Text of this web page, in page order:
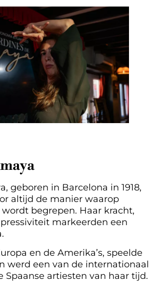
geboren in Barcelona in 1918,
altijd de manier waarop
begrepen. Haar kracht,
markeerden een
en de Amerika’s, speelde
werd een van de internationaal
Spaanse artiesten van haar tijd.